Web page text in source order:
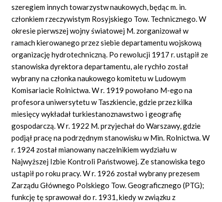
szeregiem innych towarzystw naukowych, będąc m. in.
członkiem rzeczywistym Rosyjskiego Tow. Technicznego. W
okresie pierwszej wojny światowej M. zorganizował w
ramach kierowanego przez siebie departamentu wojskową
organizację hydrotechniczną. Po rewolucji 1917 r. ustąpił ze
stanowiska dyrektora departamentu, ale rychło został
wybrany na członka naukowego komitetu w Ludowym
Komisariacie Rolnictwa. W r. 1919 powołano M-ego na
profesora uniwersytetu w Taszkiencie, gdzie przez kilka
miesięcy wykładał turkiestanoznawstwo i geografię
gospodarczą. W r. 1922 M. przyjechał do Warszawy, gdzie
podjął pracę na podrzędnym stanowisku w Min. Rolnictwa. W
r. 1924 został mianowany naczelnikiem wydziału w
Najwyższej Izbie Kontroli Państwowej. Ze stanowiska tego
ustąpił po roku pracy. W r. 1926 został wybrany prezesem
Zarządu Głównego Polskiego Tow. Geograficznego (PTG);
funkcję tę sprawował do r. 1931, kiedy w związku z